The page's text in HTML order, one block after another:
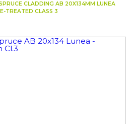
CLADDING AB 20X134MM LUNEA
TREATED CLASS 3